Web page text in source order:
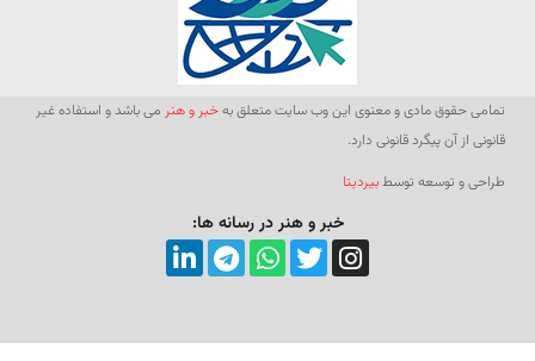
تمامی حقوق مادی و معنوی این وب سایت متعلق بهخبر و هنر می باشد و استفاده غیر
قانونی از آن پیگرد قانونی دارد.
طراحی و توسعه توسطبیردیتا
خبر و هنر در رسانه ها: